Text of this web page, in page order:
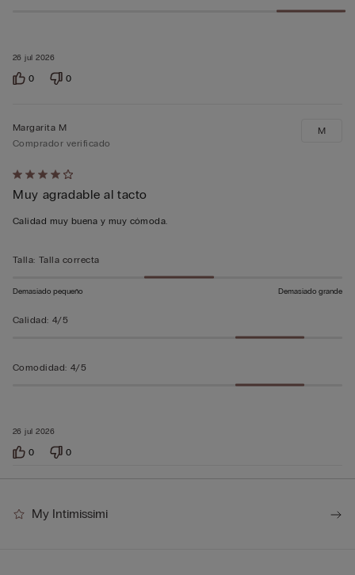
26 jul 2026
0 0
Calificación
de
4
5
26 jul 2026
Margarita M
Comprador verificado
Muy agradable al tacto
Calidad muy buena y muy cómoda.
M
Talla: Talla correcta
Demasiado pequeño Demasiado grande
Calidad: 4/5
Comodidad: 4/5
0 0
My Intimissimi